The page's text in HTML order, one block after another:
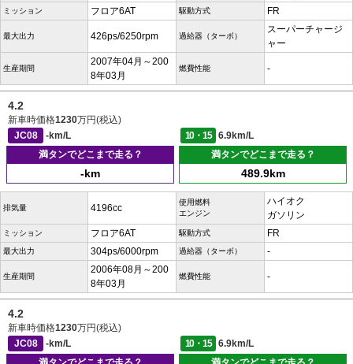
ミッション フロア6AT 駆動方式 FR
最大出力 426ps/6250rpm 過給器（ターボ）
スーパーチャージ
ャー
生産期間
2007年04月～200
8年03月
燃費性能 -
4.2
新車時価格1230万円(税込)
JC08
-km/L 10・15
6.9km/L
満タンでどこまで走る？
-km
満タンでどこまで走る？
489.9km
排気量 4196cc
使用燃料
エンジン
ハイオク
ガソリン
ミッション フロア6AT 駆動方式 FR
最大出力 304ps/6000rpm 過給器（ターボ） -
生産期間
2006年08月～200
8年03月
燃費性能 -
4.2
新車時価格1230万円(税込)
JC08
-km/L 10・15
6.9km/L